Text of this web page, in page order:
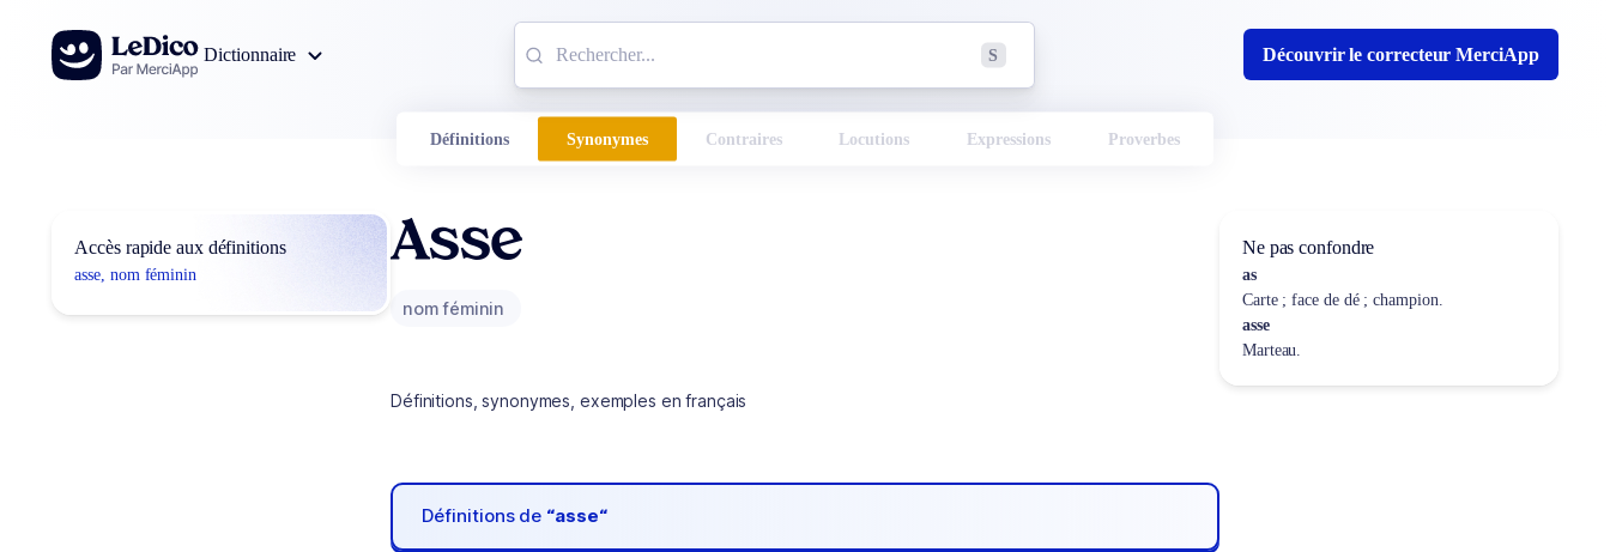
Aller au contenu
Dictionnaire
S Découvrir le correcteur MerciApp
Définitions Synonymes Contraires Locutions Expressions Proverbes
Accès rapide aux définitions
asse, nom féminin
Asse
nom féminin
Définitions, synonymes, exemples en français
Définitions de “asse“
Ne pas confondre
as
Carte ; face de dé ; champion.
asse
Marteau.